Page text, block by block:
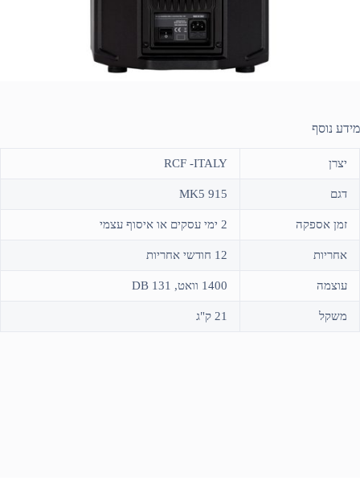
מידע נוסף
יצרן RCF -ITALY
דגם 915 MK5
זמן אספקה 2 ימי עסקים או איסוף עצמי
אחריות 12 חודשי אחריות
עוצמה 1400 וואט, 131 DB
משקל 21 ק"ג